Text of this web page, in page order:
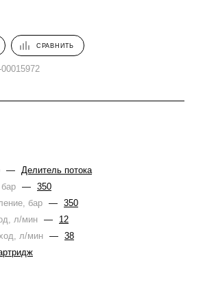
СРАВНИТЬ
— Делитель потока
— 350
бар — 350
л/мин —
12
л/мин — 38